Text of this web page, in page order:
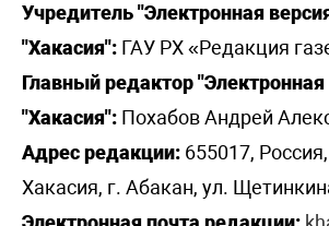
Учредитель "Электронная
"Хакасия": ГАУ РХ «Редакция
Главный редактор
"Хакасия": Похабов Андрей
Адрес редакции: 655017,
Хакасия, г. Абакан, ул.